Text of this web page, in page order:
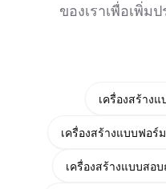
ของเราเพื่อเพิ่ม
เครื่องสร้าง
เครื่องสร้างแบบฟอร์
เครื่องสร้างแบบสอ